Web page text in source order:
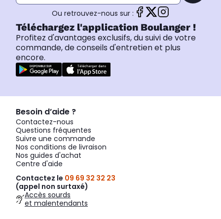
Ou retrouvez-nous sur :
Téléchargez l'application Boulanger !
Profitez d'avantages exclusifs, du suivi de votre
commande, de conseils d'entretien et plus
encore.
Besoin d’aide ?
Contactez-nous
Questions fréquentes
Suivre une commande
Nos conditions de livraison
Nos guides d'achat
Centre d'aide
Contactez le 09 69 32 32 23
(appel non surtaxé)
Accès sourds
et malentendants